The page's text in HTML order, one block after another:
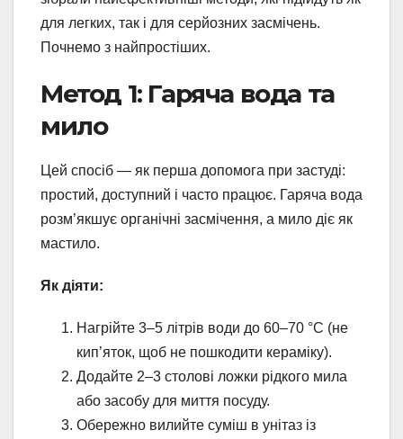
для легких, так і для серйозних засмічень.
Почнемо з найпростіших.
Метод 1: Гаряча вода та
мило
Цей спосіб — як перша допомога при застуді:
простий, доступний і часто працює. Гаряча вода
розм’якшує органічні засмічення, а мило діє як
мастило.
Як діяти:
Нагрійте 3–5 літрів води до 60–70 °C (не
кип’яток, щоб не пошкодити кераміку).
Додайте 2–3 столові ложки рідкого мила
або засобу для миття посуду.
Обережно вилийте суміш в унітаз із